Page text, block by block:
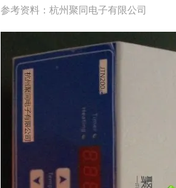
参考资料：杭州聚同电子有限公司